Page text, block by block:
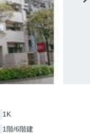
1K
1階/6階建